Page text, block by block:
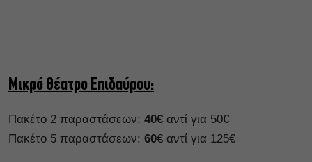
Μικρό Θέατρο Επιδαύρου:
Πακέτο 2 παραστάσεων: 40€ αντί για 50€
Πακέτο 5 παραστάσεων: 60€ αντί για 125€